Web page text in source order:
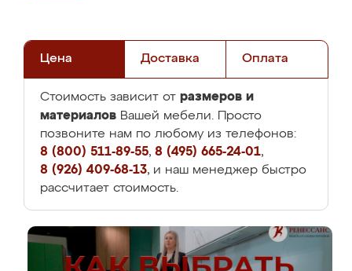
Цена Доставка Оплата
Стоимость зависит от размеров и
материалов Вашей мебели. Просто
позвоните нам по любому из телефонов:
8 (800) 511-89-55, 8 (495) 665-24-01,
8 (926) 409-68-13, и наш менеджер быстро
рассчитает стоимость.